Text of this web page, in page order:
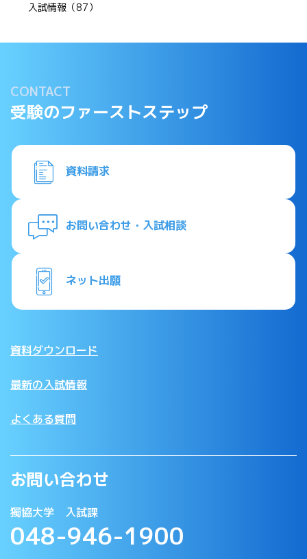
入試情報（87）
CONTACT
受験のファーストステップ
資料請求
お問い合わせ・入試相談
ネット出願
資料ダウンロード
最新の入試情報
よくある質問
お問い合わせ
獨協大学 入試課
048-946-1900